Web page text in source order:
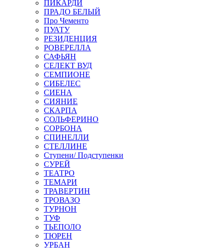
ПИКАРДИ
ПРАДО БЕЛЫЙ
Про Чементо
ПУАТУ
РЕЗИДЕНЦИЯ
РОВЕРЕЛЛА
САФЬЯН
СЕЛЕКТ ВУД
СЕМПИОНЕ
СИБЕЛЕС
СИЕНА
СИЯНИЕ
СКАРПА
СОЛЬФЕРИНО
СОРБОНА
СПИНЕЛЛИ
СТЕЛЛИНЕ
Ступени/ Подступенки
СУРЕЙ
ТЕАТРО
ТЕМАРИ
ТРАВЕРТИН
ТРОВАЗО
ТУРНОН
ТУФ
ТЬЕПОЛО
ТЮРЕН
УРБАН